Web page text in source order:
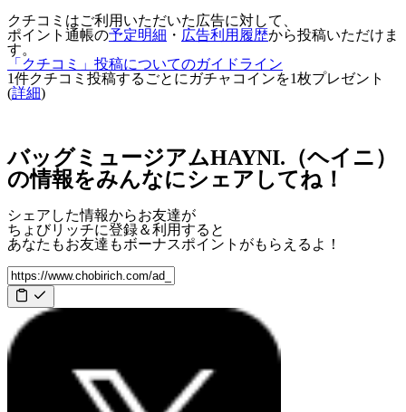
クチコミはご利用いただいた広告に対して、
ポイント通帳の予定明細 ・ 広告利用履歴から投稿いただけま
す。
「クチコミ」投稿についてのガイドライン
1件クチコミ投稿するごとに ガチャコインを1枚プレゼント
(詳細)
バッグミュージアムHAYNI.（ヘイニ）
の情報をみんなにシェアしてね！
シェアした情報からお友達が
ちょびリッチに登録＆利用すると
あなたもお友達もボーナスポイント がもらえるよ！